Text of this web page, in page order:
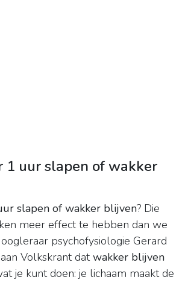
1 uur slapen of wakker
slapen of wakker blijven? Die
meer effect te hebben dan we
psychofysiologie Gerard
Volkskrant datwakker blijven
je kunt doen: je lichaam maakt de